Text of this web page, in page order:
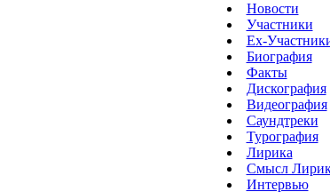
Новости
Участники
Ex-
Биография
Факты
Дискография
Видеография
Саундтреки
Турография
Лирика
Смысл
Интервью